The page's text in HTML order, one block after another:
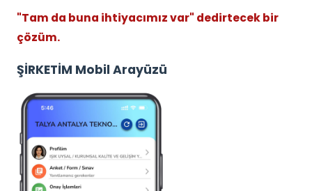
"Tam da buna ihtiyacımız var" dedirtecek bir
çözüm.
ŞİRKETİM Mobil Arayüzü